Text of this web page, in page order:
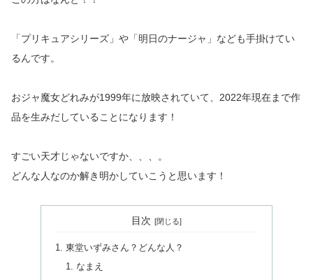
「プリキュアシリーズ」や「明日のナージャ」なども手掛けてい
るんです。
おジャ魔女どれみが1999年に放映されていて、2022年現在まで作
品を生みだしていることになります！
すごい天才じゃないですか、、、。
どんな人なのか解き明かしていこうと思います！
目次
東堂いずみさん？どんな人？
なまえ